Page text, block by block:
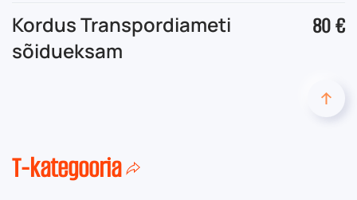
Kordus Transpordiameti
sõidueksam
80 €
T-kategooria